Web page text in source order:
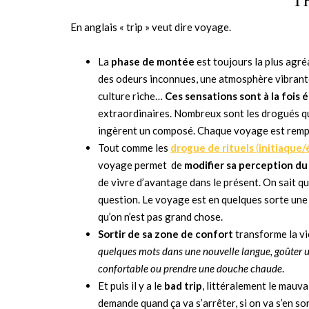
En anglais « trip » veut dire voyage.
La phase de montée est toujours la plus
des odeurs inconnues, une atmosphère
culture riche… Ces sensations sont à la fois
extraordinaires. Nombreux sont les drogués
ingèrent un composé. Chaque voyage est
Tout comme les drogue de rituels(initiaque/
voyage permet de modifier sa perception
de vivre d’avantage dans le présent. On sait
question. Le voyage est en quelques sorte une
qu’on n’est pas grand chose.
Sortir de sa zone de confort transforme la
quelques mots dans une nouvelle langue,
confortable ou prendre une douche chaude.
Et puis il y a le bad trip, littéralement le
demande quand ça va s’arrêter, si on va s’en